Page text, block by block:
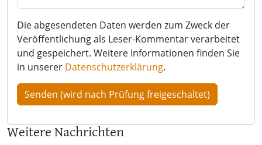
Die abgesendeten Daten werden zum Zweck der
Veröffentlichung als Leser-Kommentar verarbeitet
und gespeichert. Weitere Informationen finden Sie
in unserer Datenschutzerklärung.
Weitere Nachrichten